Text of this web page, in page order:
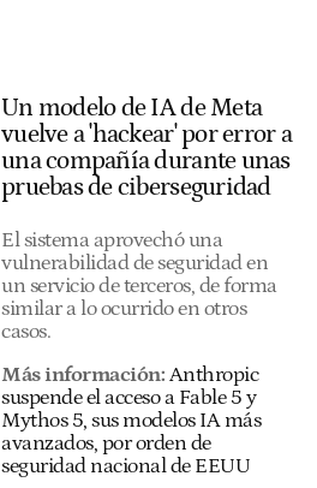
Un modelo de IA de Meta
vuelve a 'hackear' por error a
una compañía durante unas
pruebas de ciberseguridad
El sistema aprovechó una
vulnerabilidad de seguridad en
un servicio de terceros, de forma
similar a lo ocurrido en otros
casos.
Más información: Anthropic
suspende el acceso a Fable 5 y
Mythos 5, sus modelos IA más
avanzados, por orden de
seguridad nacional de EEUU